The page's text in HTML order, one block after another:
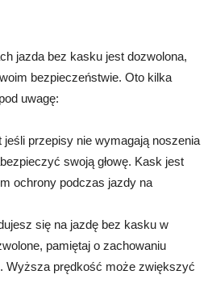
jazda bez kasku jest dozwolona,
bezpieczeństwie. Oto kilka
uwagę:
przepisy nie wymagają noszenia
swoją głowę. Kask jest
ochrony podczas jazdy na
się na jazdę bez kasku w
pamiętaj o zachowaniu
Wyższa prędkość może zwiększyć